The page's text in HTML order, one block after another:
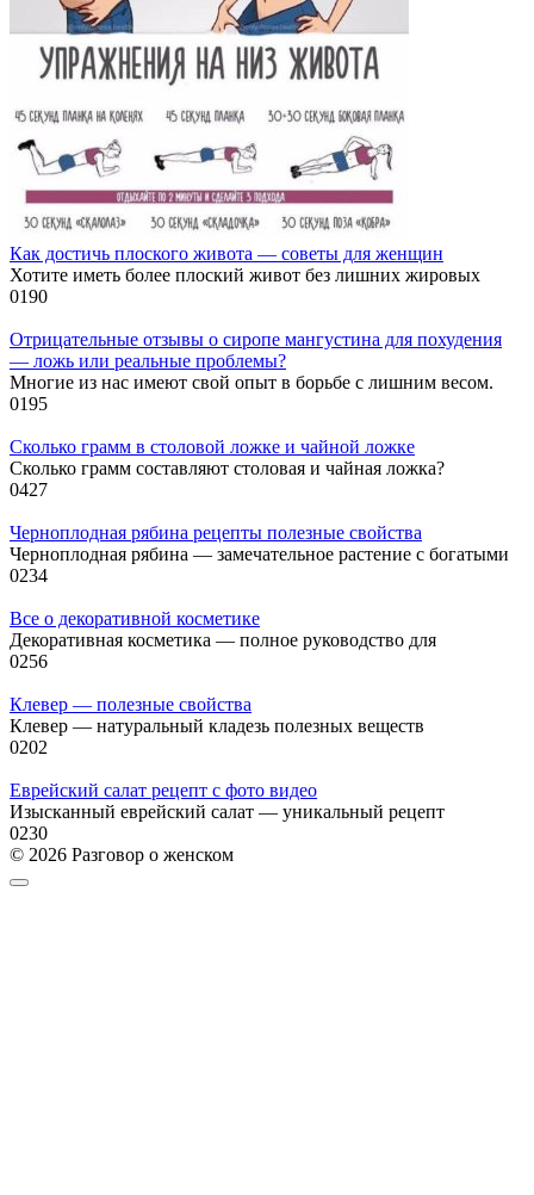
Как достичь плоского живота — советы для женщин
Хотите иметь более плоский живот без лишних жировых
0190
Отрицательные отзывы о сиропе мангустина для похудения
— ложь или реальные проблемы?
Многие из нас имеют свой опыт в борьбе с лишним весом.
0195
Сколько грамм в столовой ложке и чайной ложке
Сколько грамм составляют столовая и чайная ложка?
0427
Черноплодная рябина рецепты полезные свойства
Черноплодная рябина — замечательное растение с богатыми
0234
Все о декоративной косметике
Декоративная косметика — полное руководство для
0256
Клевер — полезные свойства
Клевер — натуральный кладезь полезных веществ
0202
Еврейский салат рецепт с фото видео
Изысканный еврейский салат — уникальный рецепт
0230
© 2026 Разговор о женском